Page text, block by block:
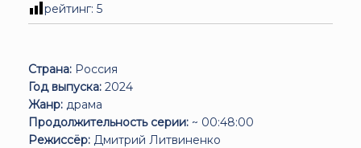
рейтинг: 5
Страна: Россия
Год выпуска: 2024
Жанр: драма
Продолжительность серии: ~ 00:48:00
Режиссёр: Дмитрий Литвиненко